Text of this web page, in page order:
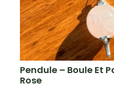
Pendule – Boule Et
Rose